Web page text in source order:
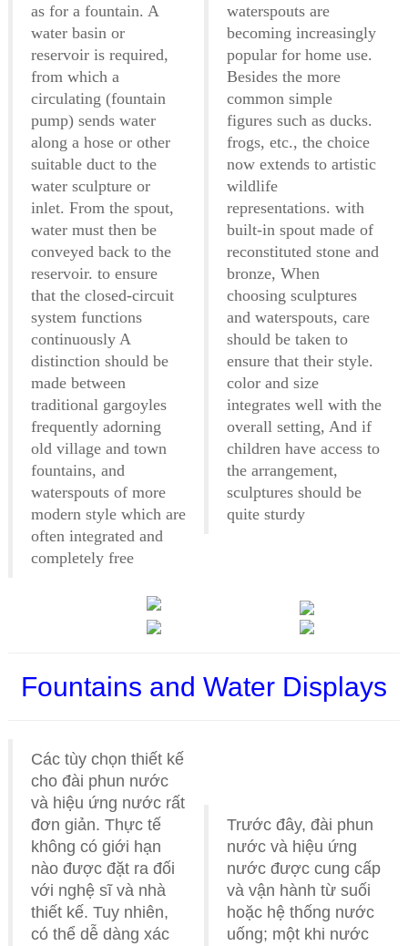
as for a fountain. A
water basin or
reservoir is required,
from which a
circulating (fountain
pump) sends water
along a hose or other
suitable duct to the
water sculpture or
inlet. From the spout,
water must then be
conveyed back to the
reservoir. to ensure
that the closed-circuit
system functions
continuously A
distinction should be
made between
traditional gargoyles
frequently adorning
old village and town
fountains, and
waterspouts of more
modern style which are
often integrated and
completely free
waterspouts are
becoming increasingly
popular for home use.
Besides the more
common simple
figures such as ducks.
frogs, etc., the choice
now extends to artistic
wildlife
representations. with
built-in spout made of
reconstituted stone and
bronze, When
choosing sculptures
and waterspouts, care
should be taken to
ensure that their style.
color and size
integrates well with the
overall setting, And if
children have access to
the arrangement,
sculptures should be
quite sturdy
Fountains and Water Displays
Các tùy chọn thiết kế
cho đài phun nước
và hiệu ứng nước rất
đơn giản. Thực tế
không có giới hạn
nào được đặt ra đối
với nghệ sĩ và nhà
thiết kế. Tuy nhiên,
có thể dễ dàng xác
Trước đây, đài phun
nước và hiệu ứng
nước được cung cấp
và vận hành từ suối
hoặc hệ thống nước
uống; một khi nước